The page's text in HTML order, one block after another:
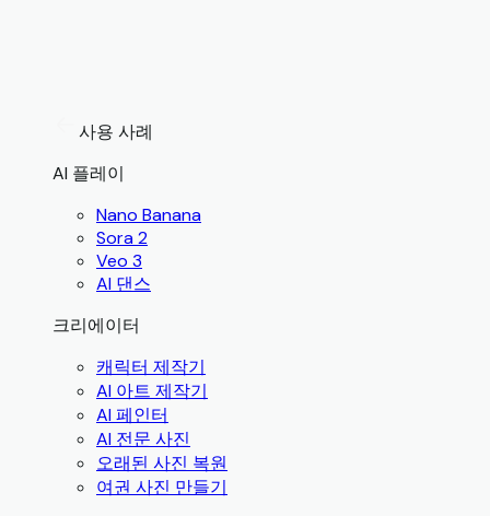
사용 사례
AI 플레이
Nano Banana
Sora 2
Veo 3
AI 댄스
크리에이터
캐릭터 제작기
AI 아트 제작기
AI 페인터
AI 전문 사진
오래된 사진 복원
여권 사진 만들기